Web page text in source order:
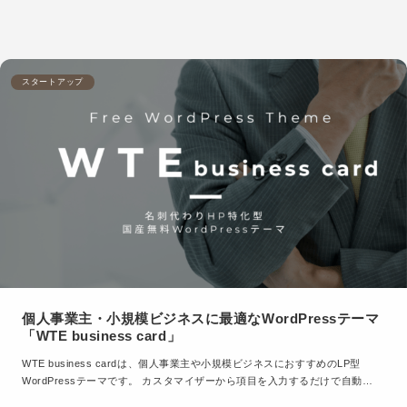
スタートアップ
個人事業主・小規模ビジネスに最適なWordPressテーマ
「WTE business card」
WTE business cardは、個人事業主や小規模ビジネスにおすすめのLP型
WordPressテーマです。 カスタマイザーから項目を入力するだけで自動…